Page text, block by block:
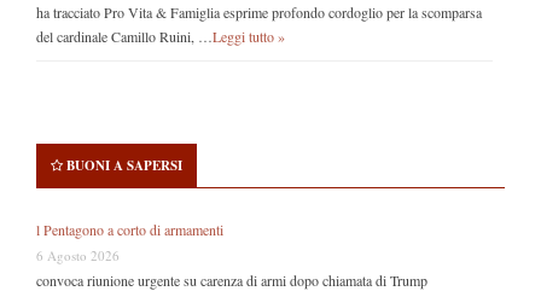
ha tracciato Pro Vita & Famiglia esprime profondo cordoglio per la scomparsa
del cardinale Camillo Ruini, … Leggi tutto »
BUONI A SAPERSI
l Pentagono a corto di armamenti
6 Agosto 2026
convoca riunione urgente su carenza di armi dopo chiamata di Trump